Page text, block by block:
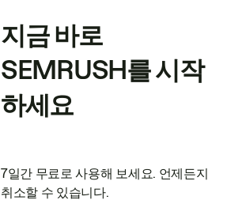
지금 바로
SEMRUSH를 시작
하세요
7일간 무료로 사용해 보세요. 언제든지
취소할 수 있습니다.